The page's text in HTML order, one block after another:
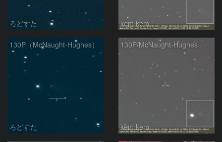
ろどすた kem.kem
130P（McNaught-Hughes）
ろどすた
130P/McNaught-Hughes
kem.kem